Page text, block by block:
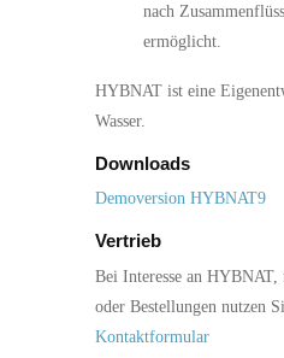
nach
ermöglicht.
HYBNAT ist eine
Wasser.
Downloads
Demoversion HYBNAT9
Vertrieb
Bei Interesse an HYBNAT,
oder Bestellungen nutzen
Kontaktformular